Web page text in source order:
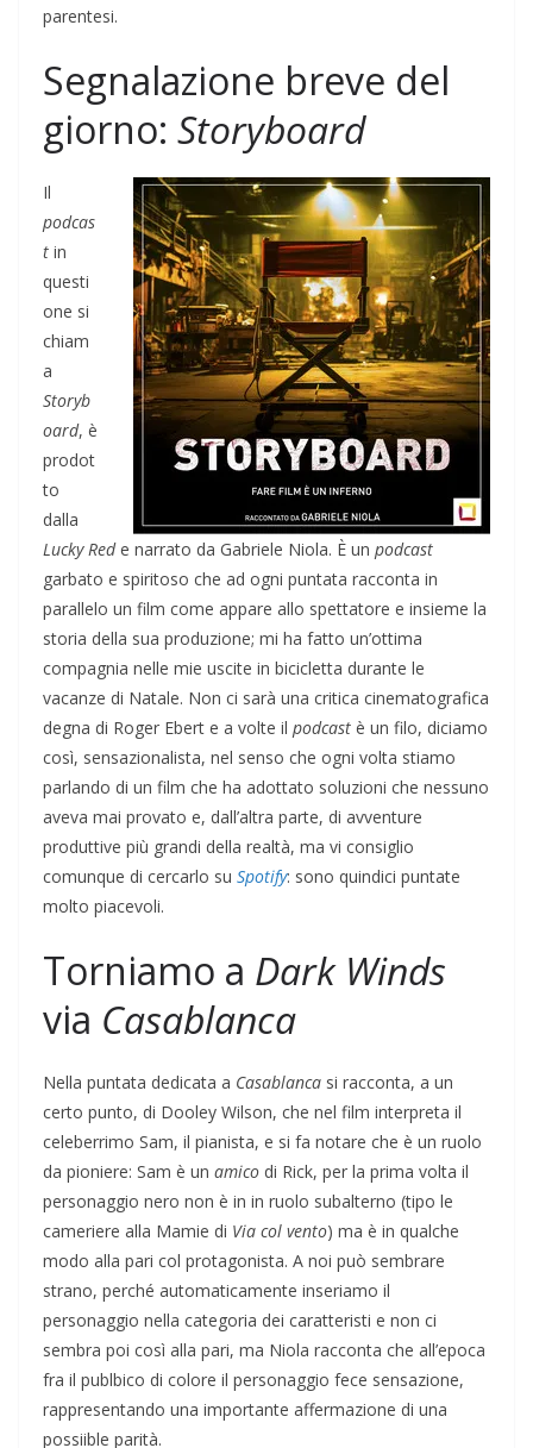
parentesi.
Segnalazione breve del
giorno: Storyboard
Il
podcas
t in
questi
one si
chiam
a
Storyb
oard, è
prodot
to
dalla
Lucky Rede narrato da Gabriele Niola. È un podcast
garbato e spiritoso che ad ogni puntata racconta in
parallelo un film come appare allo spettatore e insieme la
storia della sua produzione; mi ha fatto un’ottima
compagnia nelle mie uscite in bicicletta durante le
vacanze di Natale. Non ci sarà una critica cinematografica
degna di Roger Ebert e a volte il podcast è un filo, diciamo
così, sensazionalista, nel senso che ogni volta stiamo
parlando di un film che ha adottato soluzioni che nessuno
aveva mai provato e, dall’altra parte, di avventure
produttive più grandi della realtà, ma vi consiglio
comunque di cercarlo su Spotify: sono quindici puntate
molto piacevoli.
Torniamo a Dark Winds
via Casablanca
Nella puntata dedicata a Casablanca si racconta, a un
certo punto, di Dooley Wilson, che nel film interpreta il
celeberrimo Sam, il pianista, e si fa notare che è un ruolo
da pioniere: Sam è un amico di Rick, per la prima volta il
personaggio nero non è in in ruolo subalterno (tipo le
cameriere alla Mamie di Via col vento) ma è in qualche
modo alla pari col protagonista. A noi può sembrare
strano, perché automaticamente inseriamo il
personaggio nella categoria dei caratteristi e non ci
sembra poi così alla pari, ma Niola racconta che all’epoca
fra il publbico di colore il personaggio fece sensazione,
rappresentando una importante affermazione di una
possiible parità.